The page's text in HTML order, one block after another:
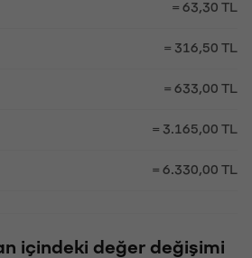
= 63,30 TL
= 316,50 TL
= 633,00 TL
= 3.165,00 TL
= 6.330,00 TL
içindeki değer değişimi